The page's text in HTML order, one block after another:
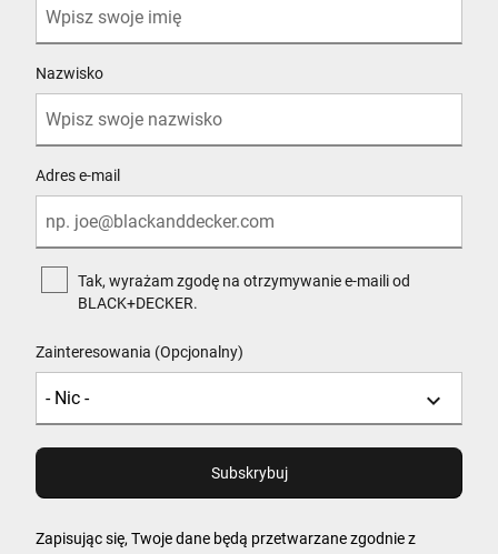
Nazwisko
Adres e-mail
Tak, wyrażam zgodę na otrzymywanie e-maili od
BLACK+DECKER.
Zainteresowania (Opcjonalny)
Zapisując się, Twoje dane będą przetwarzane zgodnie z